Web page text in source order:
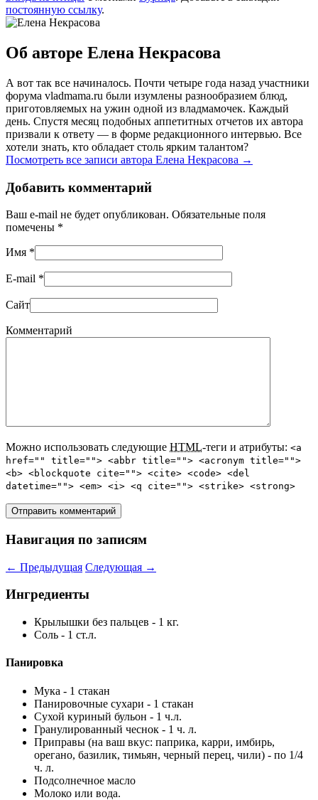
постоянную ссылку.
Об авторе Елена Некрасова
А вот так все начиналось. Почти четыре года назад участники
форума vladmama.ru были изумлены разнообразием блюд,
приготовляемых на ужин одной из владмамочек. Каждый
день. Спустя месяц подобных аппетитных отчетов их автора
призвали к ответу — в форме редакционного интервью. Все
хотели знать, кто обладает столь ярким талантом?
Посмотреть все записи автора Елена Некрасова →
Добавить комментарий
Ваш e-mail не будет опубликован. Обязательные поля
помечены *
Имя *
E-mail *
Сайт
Комментарий
Можно использовать следующие HTML-теги и атрибуты: <a
href="" title=""> <abbr title=""> <acronym title="">
<b> <blockquote cite=""> <cite> <code> <del
datetime=""> <em> <i> <q cite=""> <strike> <strong>
Навигация по записям
← Предыдущая Следующая →
Ингредиенты
Крылышки без пальцев - 1 кг.
Соль - 1 ст.л.
Панировка
Мука - 1 стакан
Панировочные сухари - 1 стакан
Сухой куриный бульон - 1 ч.л.
Гранулированный чеснок - 1 ч. л.
Приправы (на ваш вкус: паприка, карри, имбирь,
орегано, базилик, тимьян, черный перец, чили) - по 1/4
ч. л.
Подсолнечное масло
Молоко или вода.